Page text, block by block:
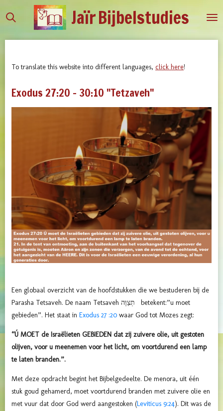
direct
JaïrBijbelstudies
To translate this website into different languages, click here!
Exodus 27:20 - 30:10 "Tetzaveh"
Een globaal overzicht van de hoofdstukken die we bestuderen bij de
Parasha Tetsaveh. De naam Tetsaveh תְּצַוֶּה betekent:”u moet
gebieden”. Het staat in Exodus 27 :20 waar God tot Mozes zegt:
“Ú MOET de Israëlieten GEBIEDEN dat zij zuivere olie, uit gestoten
olijven, voor u meenemen voor het licht, om voortdurend een lamp
te laten branden.”.
Met deze opdracht begint het Bijbelgedeelte. De menora, uit één
stuk goud gehamerd, moet voortdurend branden met zuivere olie en
met vuur dat door God werd aangestoken (Leviticus 9:24). Dit was de